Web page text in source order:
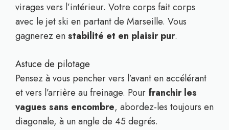
virages vers l’intérieur. Votre corps fait corps
avec le jet ski en partant de Marseille. Vous
gagnerez enstabilité et en plaisir pur.
Astuce de pilotage
Pensez à vous pencher vers l’avant en accélérant
et vers l’arrière au freinage. Pour franchir les
vagues sans encombre, abordez-les toujours en
diagonale, à un angle de 45 degrés.